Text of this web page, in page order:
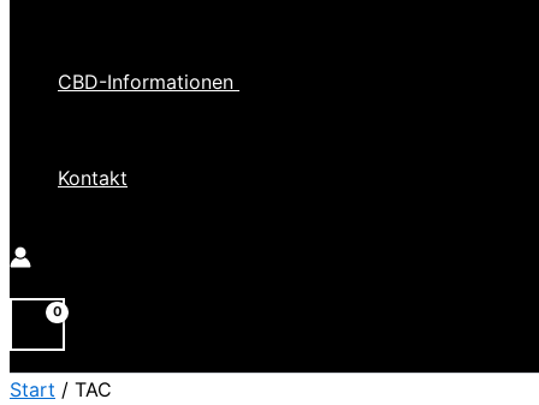
CBD-Informationen
Kontakt
Start / TAC